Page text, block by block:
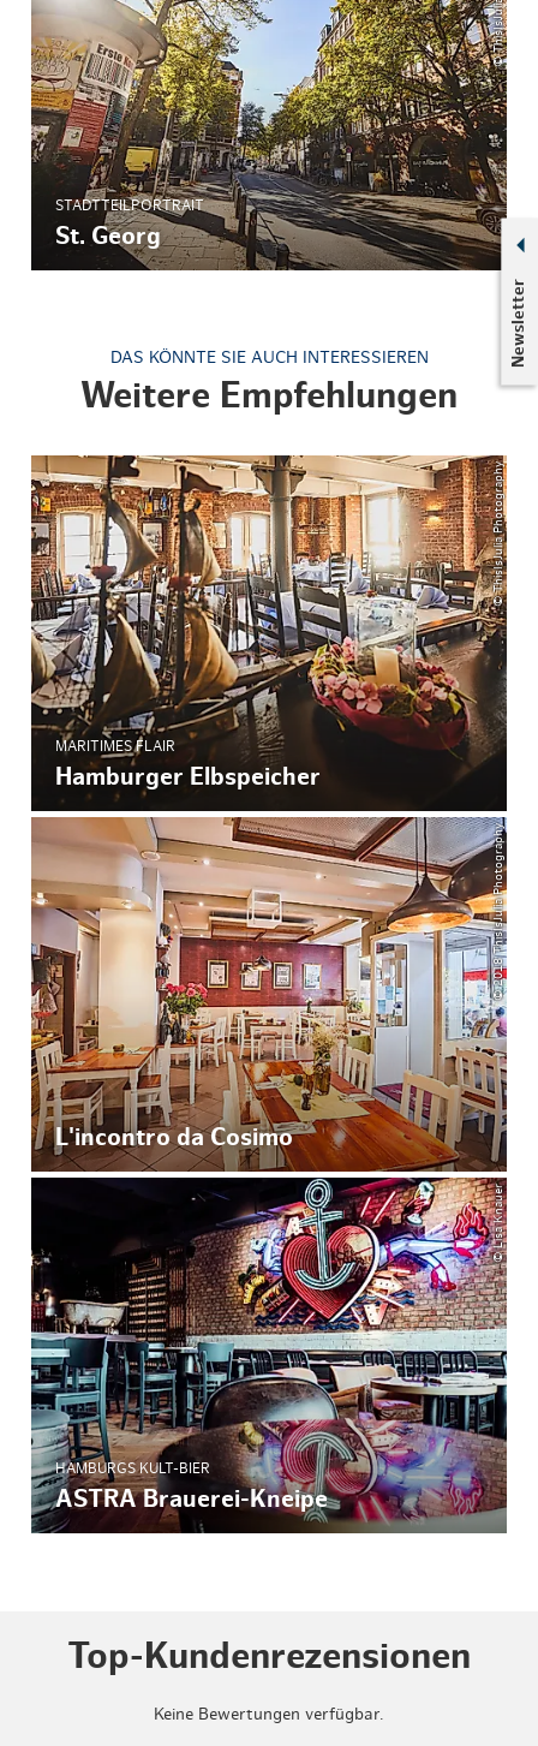
Newsletter
STADTTEILPORTRAIT
St. Georg
DAS KÖNNTE SIE AUCH INTERESSIEREN
Weitere Empfehlungen
© ThisIsJulia Photography
MARITIMES FLAIR
Hamburger Elbspeicher
© 2018 ThisIsJulia Photography
L'incontro da Cosimo
© Lisa Knauer
HAMBURGS KULT-BIER
ASTRA Brauerei-Kneipe
Top-Kundenrezensionen
Keine Bewertungen verfügbar.